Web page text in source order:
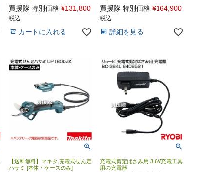
買援隊 特別価格 ¥131,800
税込
カートに入れる
買援隊 特別価格 ¥164,900
税込
詳細を見る
【送料無料】マキタ 充電式せん定
ハサミ [本体・ケースのみ]
充電式剪定ばさみ用 3.6V充電工具
用の充電器